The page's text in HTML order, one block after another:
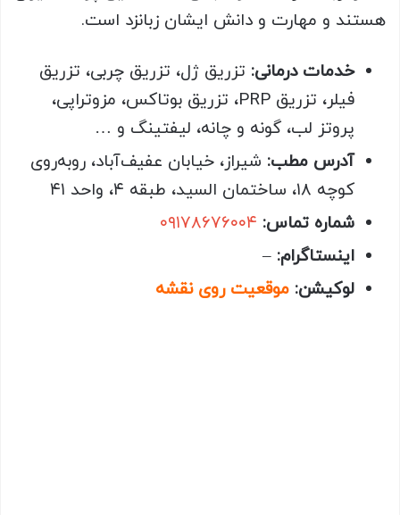
هستند و مهارت و دانش ایشان زبانزد است.
خدمات درمانی: تزریق ژل، تزریق چربی، تزریق
فیلر، تزریق PRP، تزریق بوتاکس، مزوتراپی،
پروتز لب، گونه و چانه، لیفتینگ و …
آدرس مطب: شیراز، خیابان عفیف‌آباد، روبه‌روی
کوچه ۱۸، ساختمان السید، طبقه ۴، واحد ۴۱
شماره تماس:
اینستاگرام: –
لوکیشن: موقعیت روی نقشه